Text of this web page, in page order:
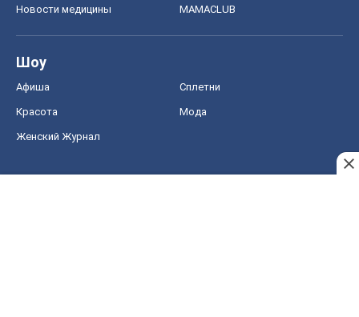
Новости медицины MAMACLUB
Шоу
Афиша Сплетни
Красота Мода
Женский Журнал